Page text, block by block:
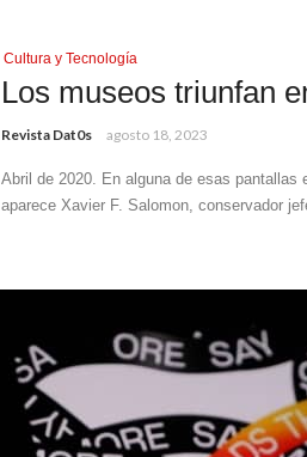
Cultura y Tecnología
Los museos triunfan
Revista Dat0s agosto 18, 2023
Abril de 2020. En alguna de esas pantallas
aparece Xavier F. Salomon, conservador